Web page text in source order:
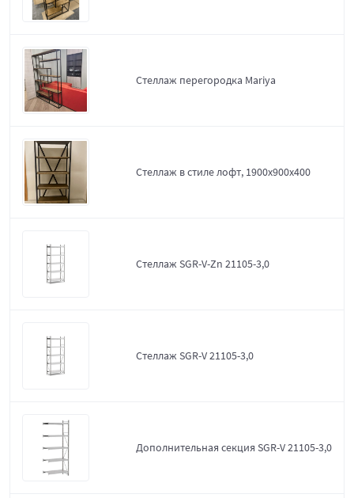
Стеллаж перегородка Mariya
Стеллаж в стиле лофт, 1900х900х400
Стеллаж SGR-V-Zn 21105-3,0
Стеллаж SGR-V 21105-3,0
Дополнительная секция SGR-V 21105-3,0